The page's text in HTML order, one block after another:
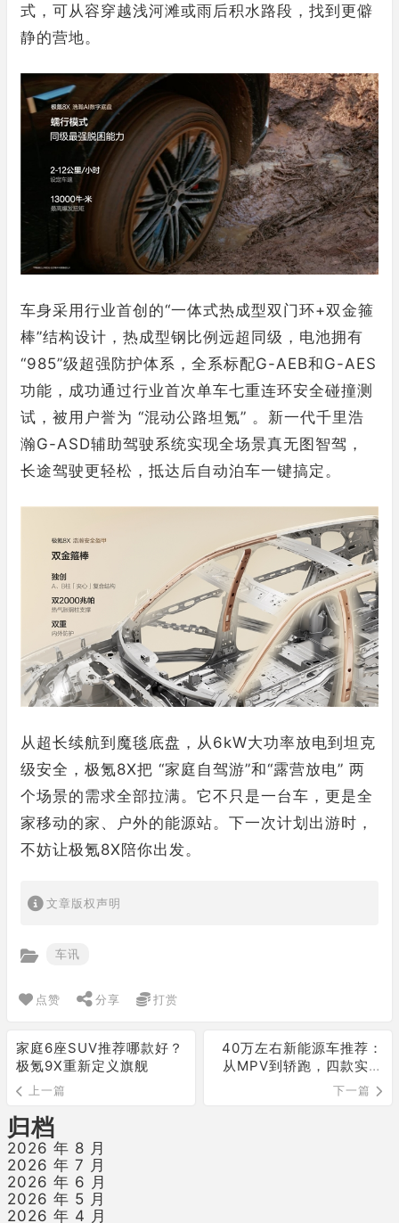
式，可从容穿越浅河滩或雨后积水路段，找到更僻
静的营地。
车身采用行业首创的“一体式热成型双门环+双金箍
棒”结构设计，热成型钢比例远超同级，电池拥有
“985”级超强防护体系，全系标配G-AEB和G-AES
功能，成功通过行业首次单车七重连环安全碰撞测
试，被用户誉为 “混动公路坦氪” 。新一代千里浩
瀚G-ASD辅助驾驶系统实现全场景真无图智驾，
长途驾驶更轻松，抵达后自动泊车一键搞定。
从超长续航到魔毯底盘，从6kW大功率放电到坦克
级安全，极氪8X把 “家庭自驾游”和“露营放电” 两
个场景的需求全部拉满。它不只是一台车，更是全
家移动的家、户外的能源站。下一次计划出游时，
不妨让极氪8X陪你出发。
文章版权声明
车讯
点赞 分享 打赏
家庭6座SUV推荐哪款好？
极氪9X重新定义旗舰
上一篇
40万左右新能源车推荐：
从MPV到轿跑，四款实力
派谁更适合你？
下一篇
归档
2026 年 8 月
2026 年 7 月
2026 年 6 月
2026 年 5 月
2026 年 4 月